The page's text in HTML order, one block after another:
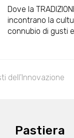
Dove la
incontrano la
connubio di gusti
Pastiera